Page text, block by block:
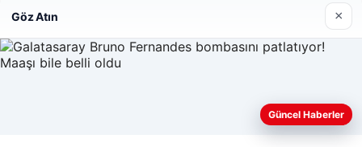
Web sitemizi nasıl kullandığınızı daha iyi anlayabilmek,
Göz Atın ×
Güncel Haberler
lemagrup.com.tr